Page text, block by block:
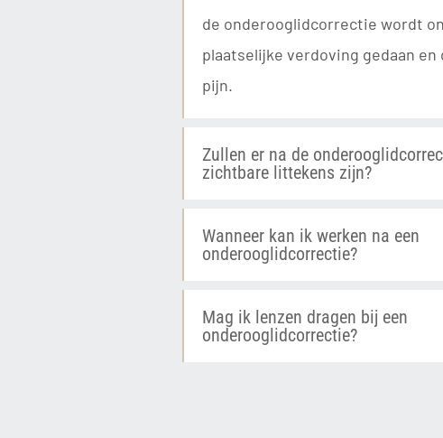
de onderooglidcorrectie wordt
plaatselijke verdoving gedaan en
pijn.
Zullen er na de
zichtbare littekens zijn?
Wanneer kan ik werken na een
onderooglidcorrectie?
Mag ik lenzen dragen bij een
onderooglidcorrectie?